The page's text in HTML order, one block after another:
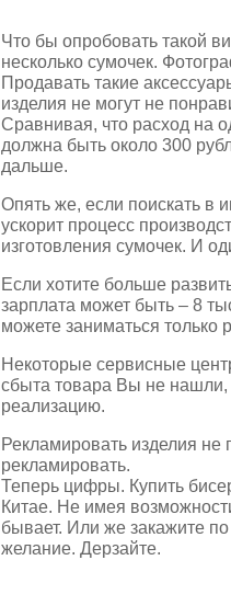
Что бы опробовать такой
несколько сумочек.
Продавать такие
изделия не могут не
Сравнивая, что расход на
должна быть около 300
дальше.
Опять же, если поискать в
ускорит процесс
изготовления сумочек. И
Если хотите больше
зарплата может быть – 8
можете заниматься только
Некоторые сервисные
сбыта товара Вы не нашли,
реализацию.
Рекламировать изделия не
рекламировать.
Теперь цифры. Купить
Китае. Не имея
бывает. Или же закажите
желание. Дерзайте.